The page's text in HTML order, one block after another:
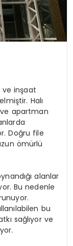
ve inşaat
Halı
apartman
Doğru file
ömürlü
alanlar
Bu nedenle
bu
sağlıyor ve